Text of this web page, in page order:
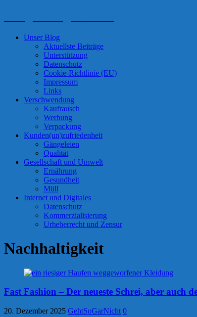
Unser Blog
Aktuellste Beiträge
Unterstützung
Datenschutz
Cookie-Richtlinie (EU)
Impressum
Links
Verschwendung
Kaufrausch
Werbung
Verpackung
Kunden(un)zufriedenheit
Gängeleien
Qualität
Gesellschaft und Umwelt
Ernährung
Gesundheit
Müll
Internet und Digitales
Datenschutz
Kommerzialisierung
Urheberrecht und Zensur
Nachhaltigkeit
Fast Fashion – Der neueste Schrei, aber auch
20. Dezember 2025 GehtSoGarNicht 0